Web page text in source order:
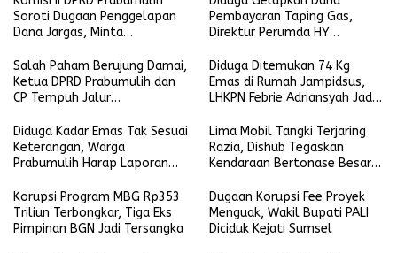
Soroti Dugaan Penggelapan
Dana Jargas, Minta
Prabu
Pembayaran Taping Gas,
Direktur Perumda HY
Salah Paham Berujung Damai,
Ketua DPRD Prabumulih dan
CP Tempuh Jalur
Diduga Ditemukan 74 Kg
Emas di Rumah Jampidsus,
LHKPN Febrie Adriansyah Jadi
Diduga Kadar Emas Tak Sesuai
Keterangan, Warga
Prabumulih Harap Laporan
Lima Mobil Tangki Terjaring
Razia, Dishub Tegaskan
Kendaraan Bertonase Besar
Kota
Korupsi Program MBG Rp353
Triliun Terbongkar, Tiga Eks
Pimpinan BGN Jadi Tersangka
Dugaan Korupsi Fee Proyek
Menguak, Wakil Bupati PALI
Diciduk Kejati Sumsel